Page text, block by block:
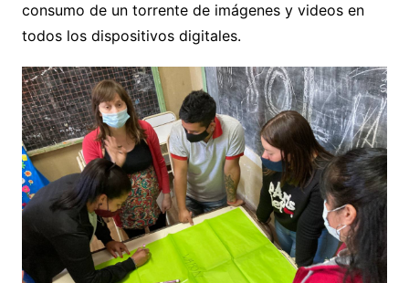
consumo de un torrente de imágenes y videos en
todos los dispositivos digitales.